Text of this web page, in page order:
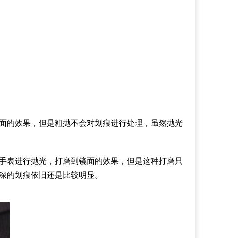
的效果，但是粗抛不会对划痕进行处理，虽然抛光
进行抛光，打磨到镜面的效果，但是这种打磨只
划痕依旧还是比较明显。